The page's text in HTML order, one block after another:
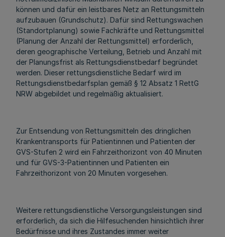
können und dafür ein leistbares Netz an Rettungsmitteln
aufzubauen (Grundschutz). Dafür sind Rettungswachen
(Standortplanung) sowie Fachkräfte und Rettungsmittel
(Planung der Anzahl der Rettungsmittel) erforderlich,
deren geographische Verteilung, Betrieb und Anzahl mit
der Planungsfrist als Rettungsdienstbedarf begründet
werden. Dieser rettungsdienstliche Bedarf wird im
Rettungsdienstbedarfsplan gemäß § 12 Absatz 1 RettG
NRW abgebildet und regelmäßig aktualisiert.
Zur Entsendung von Rettungsmitteln des dringlichen
Krankentransports für Patientinnen und Patienten der
GVS-Stufen 2 wird ein Fahrzeithorizont von 40 Minuten
und für GVS-3-Patientinnen und Patienten ein
Fahrzeithorizont von 20 Minuten vorgesehen.
Weitere rettungsdienstliche Versorgungsleistungen sind
erforderlich, da sich die Hilfesuchenden hinsichtlich ihrer
Bedürfnisse und ihres Zustandes immer weiter